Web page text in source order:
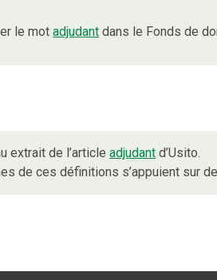
le motadjudant dans le Fonds de
extrait de l’articleadjudant d’Usito.
de ces définitions s’appuient sur